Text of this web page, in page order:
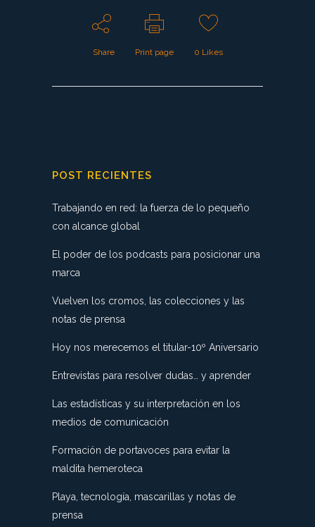
Share Print page 0 Likes
POST RECIENTES
Trabajando en red: la fuerza de lo pequeño
con alcance global
El poder de los podcasts para posicionar una
marca
Vuelven los cromos, las colecciones y las
notas de prensa
Hoy nos merecemos el titular-10º Aniversario
Entrevistas para resolver dudas… y aprender
Las estadísticas y su interpretación en los
medios de comunicación
Formación de portavoces para evitar la
maldita hemeroteca
Playa, tecnología, mascarillas y notas de
prensa